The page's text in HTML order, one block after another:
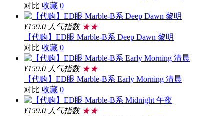
对比 收藏 0
¥159.0 人气指数 ★★
【代购】ED眼 Marble-B系 Deep Dawn 黎明
对比 收藏 0
¥159.0 人气指数 ★★
【代购】ED眼 Marble-B系 Early Morning 清晨
对比 收藏 0
¥159.0 人气指数 ★★